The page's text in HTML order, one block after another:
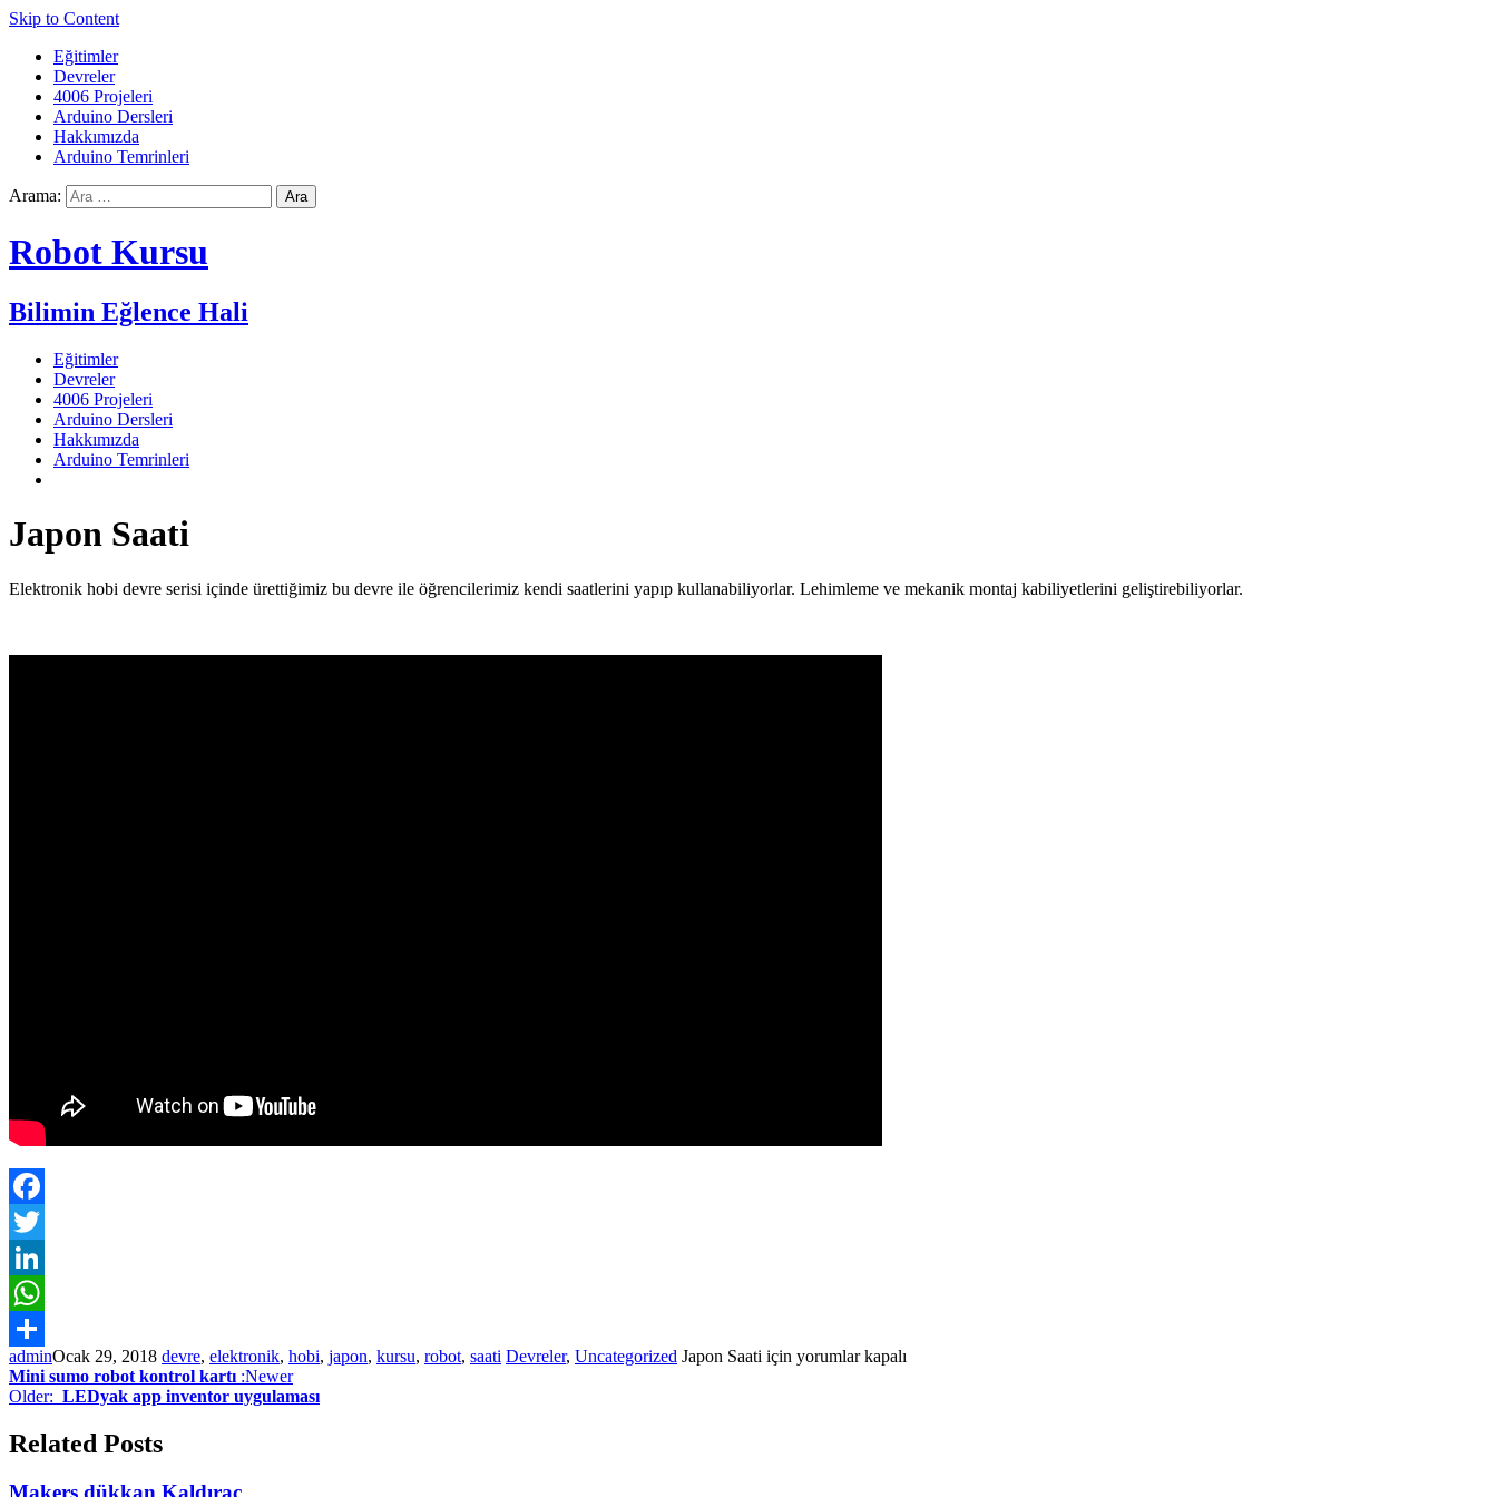
Skip to Content
Eğitimler
Devreler
4006 Projeleri
Arduino Dersleri
Hakkımızda
Arduino Temrinleri
Arama:
Robot Kursu
Bilimin Eğlence Hali
Eğitimler
Devreler
4006 Projeleri
Arduino Dersleri
Hakkımızda
Arduino Temrinleri
Japon Saati
Elektronik hobi devre serisi içinde ürettiğimiz bu devre ile öğrencilerimiz kendi saatlerini yapıp kullanabiliyorlar. Lehimleme ve mekanik montaj kabiliyetlerini geliştirebiliyorlar.
Facebook
Twitter
LinkedIn
WhatsApp
Paylaş
adminOcak 29, 2018 devre, elektronik, hobi, japon, kursu, robot, saati Devreler, Uncategorized Japon Saati için yorumlar kapalı
Mini sumo robot kontrol kartı :Newer
Older: LEDyak app inventor uygulaması
Related Posts